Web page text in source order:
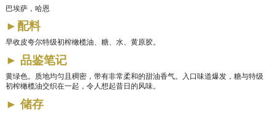
巴埃萨，哈恩
►配料
早收皮夸尔特级初榨橄榄油、糖、水、黄原胶。
► 品鉴笔记
黄绿色。质地均匀且稠密，带有非常柔和的甜油香气。入口味道爆发，糖与特级
初榨橄榄油交织在一起，令人想起昔日的风味。
► 储存